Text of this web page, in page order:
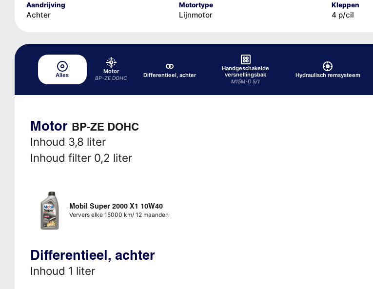
Aandrijving
Achter
Motortype
Lijnmotor
Kleppen
4 p/cil
Alles
Motor
BP-ZE DOHC Differentieel, achter
Handgeschakelde
versnellingsbak
M15M-D 5/1
Hydraulisch remsysteem
Motor BP-ZE DOHC
Inhoud 3,8 liter
Inhoud filter 0,2 liter
Mobil Super 2000 X1 10W40
Ververs elke 15000 km/ 12 maanden
Differentieel, achter
Inhoud 1 liter